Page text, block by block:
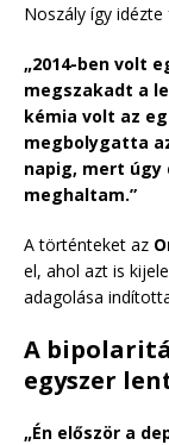
Noszály így
„2014-ben volt
megszakadt a
kémia volt az
megbolygatta
napig, mert úgy
meghaltam.”
A történteket az
el, ahol azt is
adagolása
A
egyszer
„Én először a